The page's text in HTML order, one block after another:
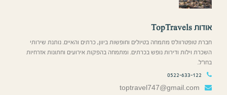
אודות TopTravels
חברת טופטרוולס מתמחה בטיולים וחופשות ביוון, כרתים והאיים. נותנת שירותי
השכרת וילות ודירות נופש בכרתים. ומתמחה בהפקות אירועים וחתונות אזרחיות
בחו”ל.
0522-633-122
toptravel747@gmail.com